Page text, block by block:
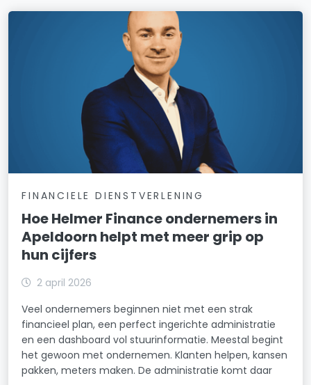
FINANCIELE DIENSTVERLENING
Hoe Helmer Finance ondernemers in
Apeldoorn helpt met meer grip op
hun cijfers
2 april 2026
Veel ondernemers beginnen niet met een strak
financieel plan, een perfect ingerichte administratie
en een dashboard vol stuurinformatie. Meestal begint
het gewoon met ondernemen. Klanten helpen, kansen
pakken, meters maken. De administratie komt daar